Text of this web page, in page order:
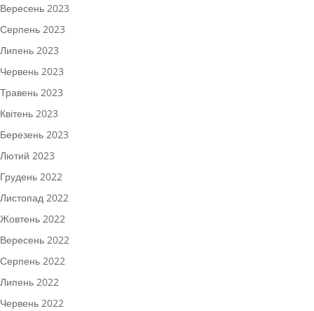
Вересень 2023
Серпень 2023
Липень 2023
Червень 2023
Травень 2023
Квітень 2023
Березень 2023
Лютий 2023
Грудень 2022
Листопад 2022
Жовтень 2022
Вересень 2022
Серпень 2022
Липень 2022
Червень 2022